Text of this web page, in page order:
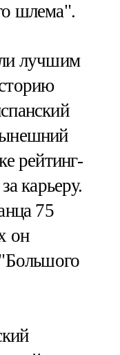
шлема".
лучшим
рейтинг-
карьеру.
75
он